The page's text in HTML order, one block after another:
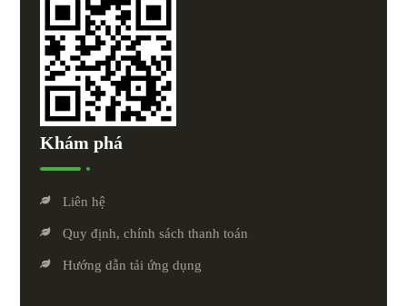
Khám phá
Liên hệ
Quy định, chính sách thanh toán
Hướng dẫn tải ứng dụng